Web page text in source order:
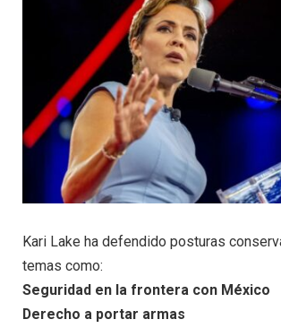
Kari Lake ha defendido posturas
temas como:
Seguridad en la frontera con México
Derecho a portar armas